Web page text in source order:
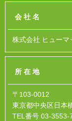
会社名
株式会社 ヒューマ
所在地
〒103-0012
東京都中央区日本
TEL番号 03-3553-